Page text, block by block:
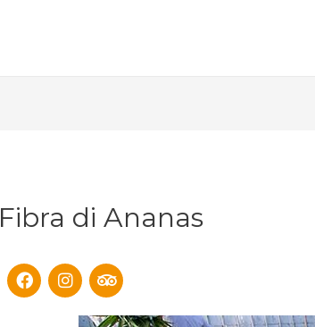
Fibra di Ananas